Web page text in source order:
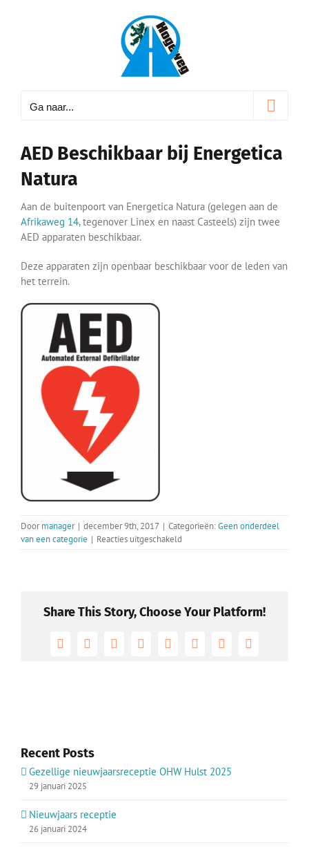
Ga naar...
AED Beschikbaar bij Energetica
Natura
Aan de buitenpoort van Energetica Natura (gelegen aan de
Afrikaweg 14, tegenover Linex en naast Casteels) zijn twee
AED apparaten beschikbaar.
Deze apparaten zijn openbaar beschikbaar voor de leden van
het terrein.
Doormanager | december 9th, 2017 | Categorieën:Geen onderdeel
van een categorie | Reacties uitgeschakeld
Share This Story, Choose Your Platform!
Facebook
X RedditLinkedInTumblrPinterest
Vk
E-
Recent Posts
Gezellige nieuwjaarsreceptie OHW Hulst 2025
29 januari 2025
Nieuwjaars receptie
26 januari 2024